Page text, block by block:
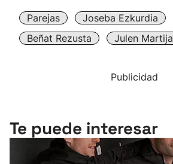
Parejas
Joseba Ezkurdia
Beñat Rezusta
Julen Martija
Publicidad
Te puede interesar